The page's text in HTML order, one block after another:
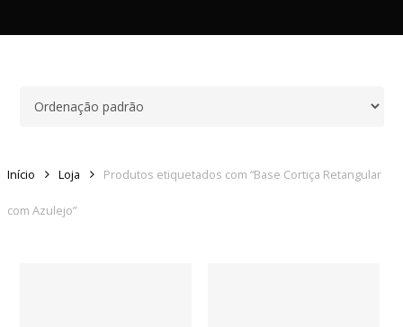
Início Loja Produtos etiquetados com “Base Cortiça Retangular
com Azulejo”